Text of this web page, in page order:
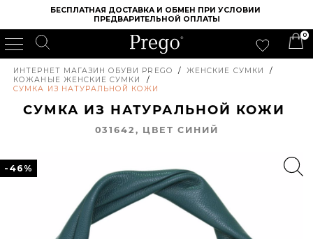
БЕСПЛАТНАЯ ДОСТАВКА И ОБМЕН ПРИ УСЛОВИИ
ПРЕДВАРИТЕЛЬНОЙ ОПЛАТЫ
0
ИНТЕРНЕТ МАГАЗИН ОБУВИ PREGO / ЖЕНСКИЕ СУМКИ
/
КОЖАНЫЕ ЖЕНСКИЕ СУМКИ
/
СУМКА ИЗ НАТУРАЛЬНОЙ КОЖИ
СУМКА ИЗ НАТУРАЛЬНОЙ КОЖИ
031642, ЦВЕТ СИНИЙ
-46%